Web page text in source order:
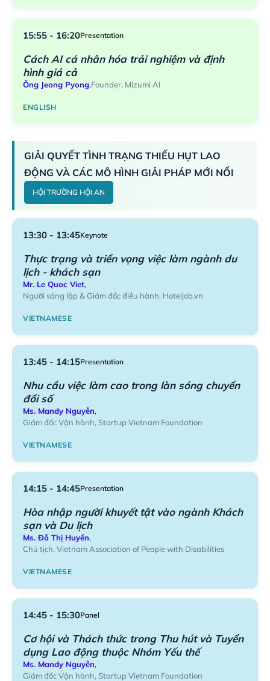
15:55 - 16:20Presentation
Cách AI cá nhân hóa trải nghiệm và định
hình giá cả
Ông Jeong Pyong,Founder, Mizumi AI
ENGLISH
GIẢI QUYẾT TÌNH TRẠNG THIẾU HỤT LAO
ĐỘNG VÀ CÁC MÔ HÌNH GIẢI PHÁP MỚI NỔI
HỘI TRƯỜNG HỘI AN
13:30 - 13:45Keynote
Thực trạng và triển vọng việc làm ngành du
lịch - khách sạn
Mr. Le Quoc Viet,
Người sáng lập & Giám đốc điều hành, Hoteljob.vn
VIETNAMESE
13:45 - 14:15Presentation
Nhu cầu việc làm cao trong làn sóng chuyển
đổi số
Ms. Mandy Nguyễn,
Giám đốc Vận hành, Startup Vietnam Foundation
VIETNAMESE
14:15 - 14:45Presentation
Hòa nhập người khuyết tật vào ngành Khách
sạn và Du lịch
Ms. Đỗ Thị Huyền,
Chủ tịch, Vietnam Association of People with Disabilities
VIETNAMESE
14:45 - 15:30Panel
Cơ hội và Thách thức trong Thu hút và Tuyển
dụng Lao động thuộc Nhóm Yếu thế
Ms. Mandy Nguyễn,
Giám đốc Vận hành, Startup Vietnam Foundation